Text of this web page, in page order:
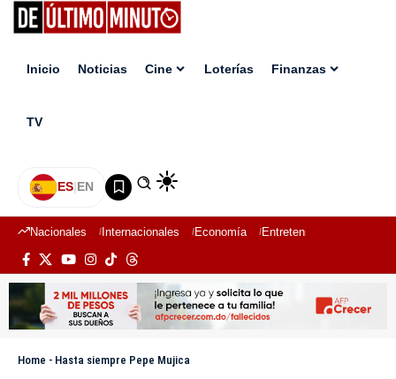
Inicio Noticias Cine Loterías Finanzas
TV
ES|EN
Nacionales Internacionales Economía Entretenimiento
Home - Hasta siempre Pepe Mujica